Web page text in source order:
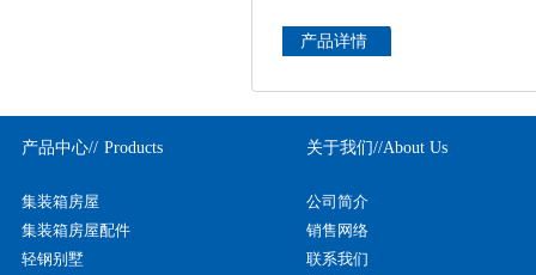
产品详情
产品中心// Products
集装箱房屋
集装箱房屋配件
轻钢别墅
关于我们//About Us
公司简介
销售网络
联系我们